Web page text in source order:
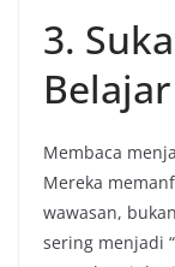
3.
Membaca
Mereka
wawasan,
sering menjadi